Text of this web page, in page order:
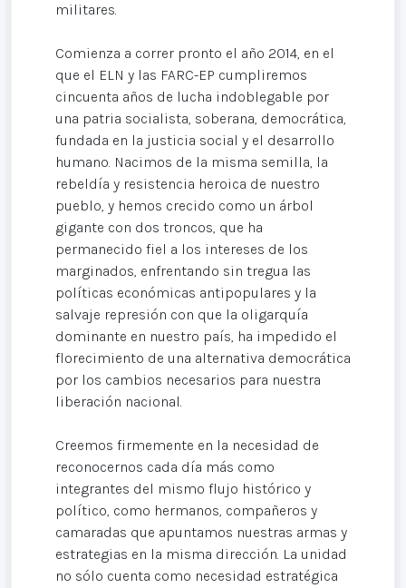
militares.
Comienza a correr pronto el año 2014, en el
que el ELN y las FARC-EP cumpliremos
cincuenta años de lucha indoblegable por
una patria socialista, soberana, democrática,
fundada en la justicia social y el desarrollo
humano. Nacimos de la misma semilla, la
rebeldía y resistencia heroica de nuestro
pueblo, y hemos crecido como un árbol
gigante con dos troncos, que ha
permanecido fiel a los intereses de los
marginados, enfrentando sin tregua las
políticas económicas antipopulares y la
salvaje represión con que la oligarquía
dominante en nuestro país, ha impedido el
florecimiento de una alternativa democrática
por los cambios necesarios para nuestra
liberación nacional.
Creemos firmemente en la necesidad de
reconocernos cada día más como
integrantes del mismo flujo histórico y
político, como hermanos, compañeros y
camaradas que apuntamos nuestras armas y
estrategias en la misma dirección. La unidad
no sólo cuenta como necesidad estratégica